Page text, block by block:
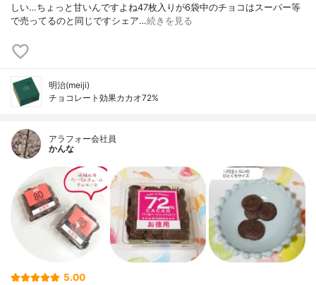
しい…ちょっと甘いんですよね47枚入りが6袋中のチョコはスーパー等
で売ってるのと同じですシェア…続きを見る
明治(meiji)
チョコレート効果カカオ72%
アラフォー会社員
かんな
5.00